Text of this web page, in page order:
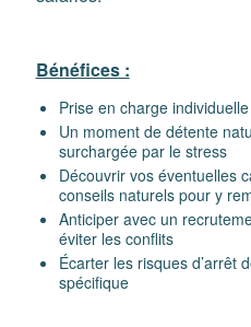
Bénéfices :
Prise en charge
Un moment de détente
surchargée par le stress
Découvrir vos éventuelles
conseils naturels pour y
Anticiper avec un
éviter les conflits
Écarter les risques d’arrêt
spécifique